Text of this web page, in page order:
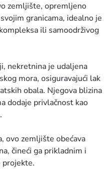
zemljište, opremljeno
granicama, idealno je
ili samoodrživog
nekretnina je udaljena
mora, osiguravajući lak
obala. Njegova blizina
dodaje privlačnost kao
ovo zemljište obećava
čineći ga prikladnim i
projekte.